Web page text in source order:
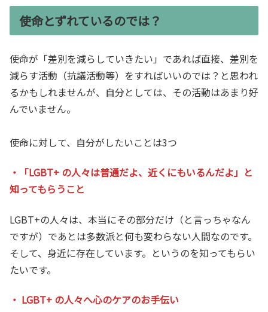
使命とずれているのでは？
使命が「差別を減らしていきたい」であれば直接、差別を
減らす活動（抗議活動等）をすればいいのでは？と思われ
るかもしれませんが、自分としては、その活動はあまり好
んでいません。
使命に対して、自分がしたいことは3つ
・「LGBT+ の人々は普通だよ、近くにもいるんだよ」と
知ってもらうこと
LGBT+の人々は、本当にその部分だけ（と言っちゃなん
ですが）であとは多数派と何も変わらない人間なのです。
そして、身近に存在しています。というのを知ってもらい
たいです。
・ LGBT+ の人々へ心のケアのお手伝い